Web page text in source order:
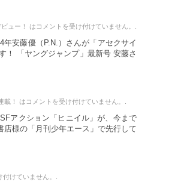
ュー！ は コメントを受け付けていません。
安藤優（P.N.）さんが「アセクサイ
！ 「ヤングジャンプ」最新号 安藤さ
載！ は コメントを受け付けていません。
アクション「ヒニイル」が、今まで
様の「月刊少年エース」で先行して
付けていません。